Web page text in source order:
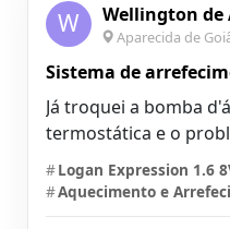
W Wellington de
Aparecida de
Sistema de
Já troquei a bomba
termostática e o
#Logan Expression 1.6
#Aquecimento e